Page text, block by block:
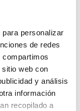
personalizar
de redes
web con
y análisis
información
recopilado a
propague el fuego
garantizar la seguridad
la reacción del
de las